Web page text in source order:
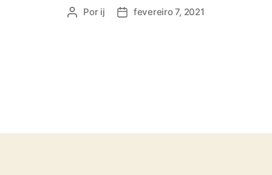
A
s
Por ij
D
l
fevereiro 7, 2021